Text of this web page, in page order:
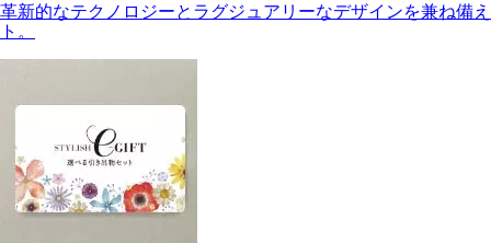
革新的なテクノロジーとラグジュアリーなデザインを兼ね備
ト。